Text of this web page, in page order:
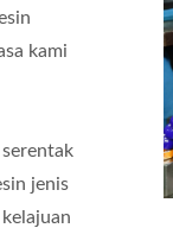
kami
jenis